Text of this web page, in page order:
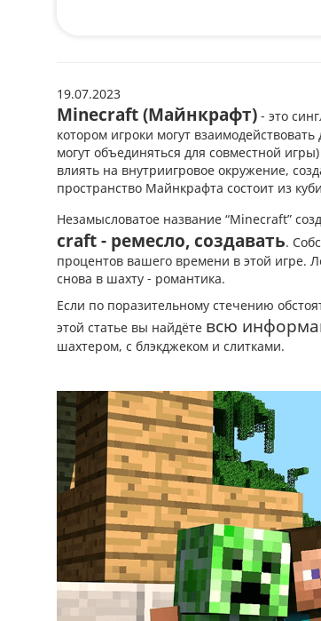
19.07.2023
Minecraft (Майнкрафт) - это
котором игроки могут
могут объединяться для совместной
влиять на внутриигровое окружение,
пространство Майнкрафта состоит из
Незамысловатое название “Minecraft”
craft - ремесло, создавать.
процентов вашего времени в этой игре.
снова в шахту - романтика.
Если по поразительному стечению
этой статье вы найдёте всю
шахтером, с блэкджеком и слитками.